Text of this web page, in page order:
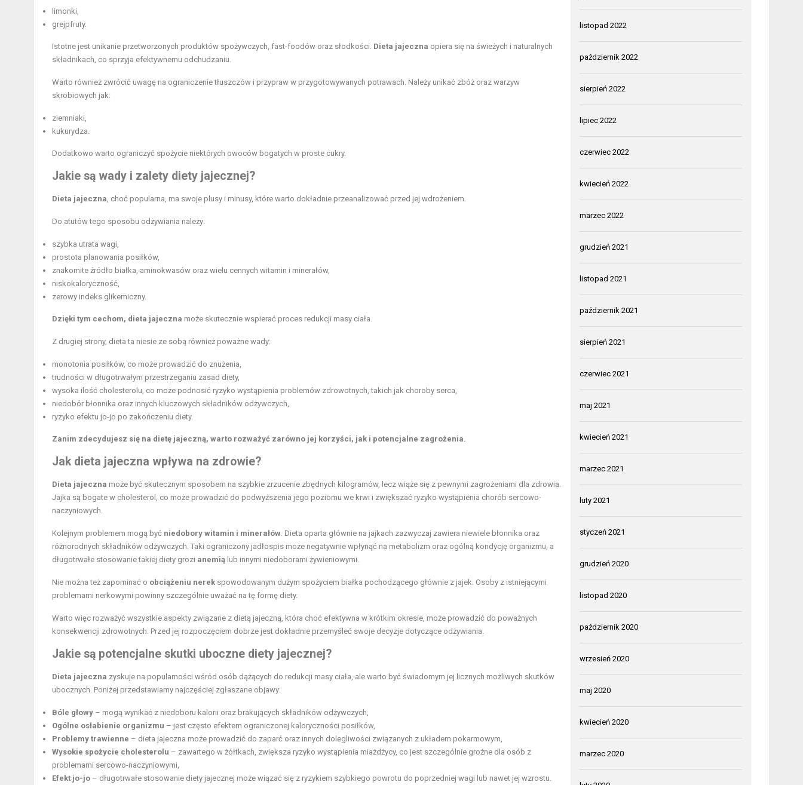
limonki,
grejpfruty.
Istotne jest unikanie przetworzonych produktów spożywczych, fast-foodów oraz słodkości. Dieta jajeczna opiera się na świeżych i naturalnych
składnikach, co sprzyja efektywnemu odchudzaniu.
Warto również zwrócić uwagę na ograniczenie tłuszczów i przypraw w przygotowywanych potrawach. Należy unikać zbóż oraz warzyw
skrobiowych jak:
ziemniaki,
kukurydza.
Dodatkowo warto ograniczyć spożycie niektórych owoców bogatych w proste cukry.
Jakie są wady i zalety diety jajecznej?
Dieta jajeczna, choć popularna, ma swoje plusy i minusy, które warto dokładnie przeanalizować przed jej wdrożeniem.
Do atutów tego sposobu odżywiania należy:
szybka utrata wagi,
prostota planowania posiłków,
znakomite źródło białka, aminokwasów oraz wielu cennych witamin i minerałów,
niskokaloryczność,
zerowy indeks glikemiczny.
Dzięki tym cechom, dieta jajeczna może skutecznie wspierać proces redukcji masy ciała.
Z drugiej strony, dieta ta niesie ze sobą również poważne wady:
monotonia posiłków, co może prowadzić do znużenia,
trudności w długotrwałym przestrzeganiu zasad diety,
wysoka ilość cholesterolu, co może podnosić ryzyko wystąpienia problemów zdrowotnych, takich jak choroby serca,
niedobór błonnika oraz innych kluczowych składników odżywczych,
ryzyko efektu jo-jo po zakończeniu diety.
Zanim zdecydujesz się na dietę jajeczną, warto rozważyć zarówno jej korzyści, jak i potencjalne zagrożenia.
Jak dieta jajeczna wpływa na zdrowie?
Dieta jajeczna może być skutecznym sposobem na szybkie zrzucenie zbędnych kilogramów, lecz wiąże się z pewnymi zagrożeniami dla zdrowia.
Jajka są bogate w cholesterol, co może prowadzić do podwyższenia jego poziomu we krwi i zwiększać ryzyko wystąpienia chorób sercowo-
naczyniowych.
Kolejnym problemem mogą być niedobory witamin i minerałów. Dieta oparta głównie na jajkach zazwyczaj zawiera niewiele błonnika oraz
różnorodnych składników odżywczych. Taki ograniczony jadłospis może negatywnie wpłynąć na metabolizm oraz ogólną kondycję organizmu, a
długotrwałe stosowanie takiej diety grozi anemią lub innymi niedoborami żywieniowymi.
Nie można też zapominać o obciążeniu nerek spowodowanym dużym spożyciem białka pochodzącego głównie z jajek. Osoby z istniejącymi
problemami nerkowymi powinny szczególnie uważać na tę formę diety.
Warto więc rozważyć wszystkie aspekty związane z dietą jajeczną, która choć efektywna w krótkim okresie, może prowadzić do poważnych
konsekwencji zdrowotnych. Przed jej rozpoczęciem dobrze jest dokładnie przemyśleć swoje decyzje dotyczące odżywiania.
Jakie są potencjalne skutki uboczne diety jajecznej?
Dieta jajeczna zyskuje na popularności wśród osób dążących do redukcji masy ciała, ale warto być świadomym jej licznych możliwych skutków
ubocznych. Poniżej przedstawiamy najczęściej zgłaszane objawy:
Bóle głowy – mogą wynikać z niedoboru kalorii oraz brakujących składników odżywczych,
Ogólne osłabienie organizmu – jest często efektem ograniczonej kaloryczności posiłków,
Problemy trawienne – dieta jajeczna może prowadzić do zaparć oraz innych dolegliwości związanych z układem pokarmowym,
Wysokie spożycie cholesterolu – zawartego w żółtkach, zwiększa ryzyko wystąpienia miażdżycy, co jest szczególnie groźne dla osób z
problemami sercowo-naczyniowymi,
Efekt jo-jo – długotrwałe stosowanie diety jajecznej może wiązać się z ryzykiem szybkiego powrotu do poprzedniej wagi lub nawet jej wzrostu.
listopad 2022
październik 2022
sierpień 2022
lipiec 2022
czerwiec 2022
kwiecień 2022
marzec 2022
grudzień 2021
listopad 2021
październik 2021
sierpień 2021
czerwiec 2021
maj 2021
kwiecień 2021
marzec 2021
luty 2021
styczeń 2021
grudzień 2020
listopad 2020
październik 2020
wrzesień 2020
maj 2020
kwiecień 2020
marzec 2020